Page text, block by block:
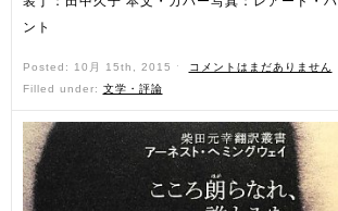
ント
Posted: 10月 15th, 2015 ˑ
コメントはまだありません
Filled under: 文学・評論